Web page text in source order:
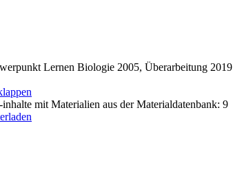
Lernen Biologie 2005, Überarbeitung 2019
mit Materialien aus der Materialdatenbank: 9